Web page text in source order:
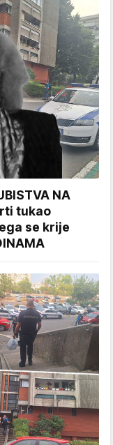
NA
tukao
se krije